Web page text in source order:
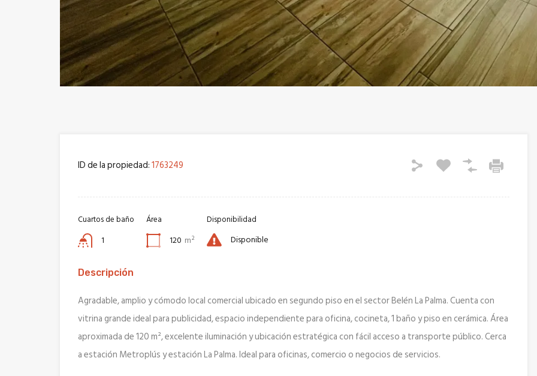
ID de la propiedad:1763249
Cuartos de baño
1
Área
120 m²
Disponibilidad
Disponible
Descripción
Agradable, amplio y cómodo local comercial ubicado en segundo piso en el sector Belén La Palma. Cuenta con
vitrina grande ideal para publicidad, espacio independiente para oficina, cocineta, 1 baño y piso en cerámica. Área
aproximada de 120 m², excelente iluminación y ubicación estratégica con fácil acceso a transporte público. Cerca
a estación Metroplús y estación La Palma. Ideal para oficinas, comercio o negocios de servicios.